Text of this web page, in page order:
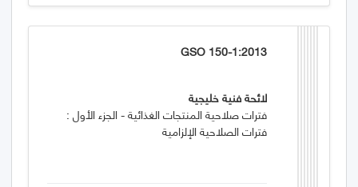
GSO 150-1:2013
لائحة فنية خليجية
فترات صلاحية المنتجات الغذائية - الجزء الأول :
فترات الصلاحية الإلزامية